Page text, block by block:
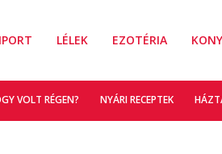
LÉLEK EZOTÉRIA
VOLT RÉGEN? NYÁRI RECEPTEK